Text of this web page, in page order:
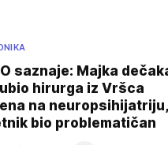
saznaje: Majka
hirurga iz Vršca
na neuropsihijatriju,
bio problematičan